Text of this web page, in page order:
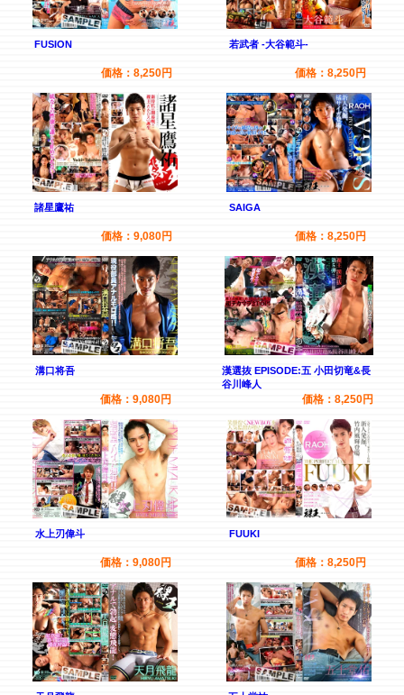
FUSION
価格：8,250円
若武者 -大谷範斗-
価格：8,250円
諸星鷹祐
価格：9,080円
SAIGA
価格：8,250円
溝口将吾
価格：9,080円
漢選抜 EPISODE:五 小田切竜&長
谷川峰人
価格：8,250円
水上刃偉斗
価格：9,080円
FUUKI
価格：8,250円